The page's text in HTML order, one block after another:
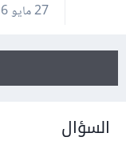
27 مايو 2016
السؤال